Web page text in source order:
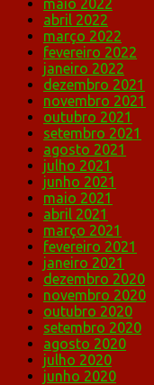
abril 2022
março 2022
fevereiro 2022
janeiro 2022
dezembro 2021
novembro 2021
outubro 2021
setembro 2021
agosto 2021
julho 2021
junho 2021
maio 2021
abril 2021
março 2021
fevereiro 2021
janeiro 2021
dezembro 2020
novembro 2020
outubro 2020
setembro 2020
agosto 2020
julho 2020
junho 2020